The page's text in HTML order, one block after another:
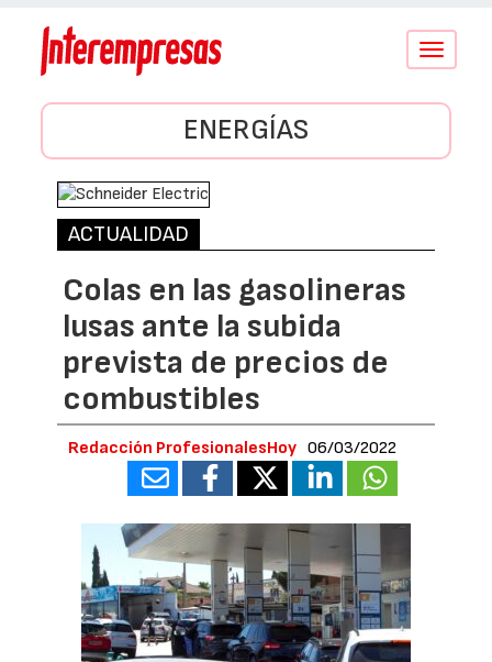
Conmutar
ENERGÍAS
ACTUALIDAD
Colas en las gasolineras
lusas ante la subida
prevista de precios de
combustibles
Redacción ProfesionalesHoy 06/03/2022